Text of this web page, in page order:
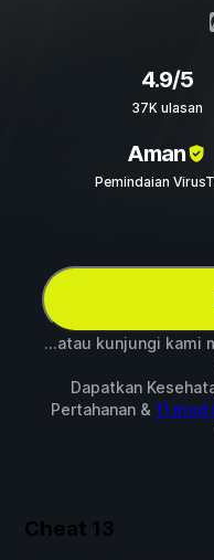
4.9/5
37K ulasan
Aman
Pemindaian
...atau kunjungi kami
Dapatkan
Pertahanan & 11 mod
Cheat 13